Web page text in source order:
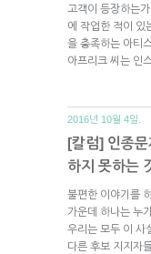
고객이 등장하는
에 작업한 적이 있
을 충족하는 아티
아프리크 씨는 인
2016년 10월 4일.
[칼럼] 인종
하지 못하는
불편한 이야기를
가운데 하나는 누
우리는 모두 이 사
다른 후보 지지자